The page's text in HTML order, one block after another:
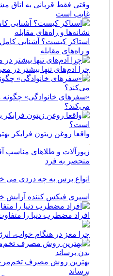
وقتی فقط قربانی به اتاق
غایب است
استاکر کیست؟ آشنایی کامل
و راه‌های مقابله
چرا آدم‌های تنها بیشتر در
«سفرهای خانوادگی»
می‌کند؟
واقعا روغن زیتون فرابکر
زیورآلات و طلاهای مناسب
منحصر به فرد
انواع برس به چه دردی می
اسپری فیکس کننده آرایش
افراد مضطرب دنیا را
چرا مغز در هنگام خواب،
بهترین روش مصرف تخم‌مرغ
برساند